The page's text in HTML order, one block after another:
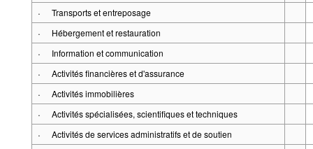
· Transports et entreposage
· Hébergement et restauration
· Information et communication
· Activités financières et d'assurance
· Activités immobilières
· Activités spécialisées, scientifiques et techniques
· Activités de services administratifs et de soutien